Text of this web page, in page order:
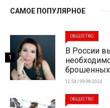
САМОЕ ПОПУЛЯРНОЕ
ОБЩЕСТВО
В России
брошенных
12:54 | 09-08-2024
1
ОБЩЕСТВО